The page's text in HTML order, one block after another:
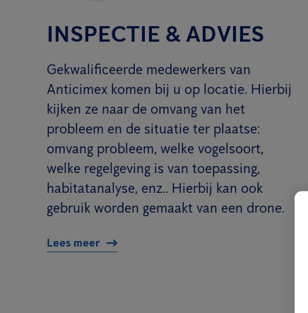
INSPECTIE & ADVIES
Gekwalificeerde medewerkers van
Anticimex komen bij u op locatie. Hierbij
kijken ze naar de omvang van het
probleem en de situatie ter plaatse:
omvang probleem, welke vogelsoort,
welke regelgeving is van toepassing,
habitatanalyse, enz.. Hierbij kan ook
gebruik worden gemaakt van een drone.
Lees meer